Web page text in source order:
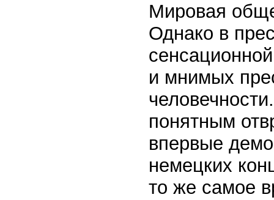
Мировая
Однако в
и мнимых
понятным
впервые
немецких
то же самое